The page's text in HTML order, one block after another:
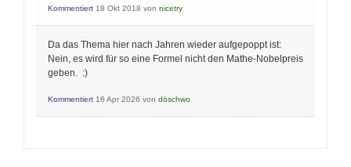
Kommentiert 18 Okt 2018 von nicetry
Da das Thema hier nach Jahren wieder aufgepoppt ist:
Nein, es wird für so eine Formel nicht den Mathe-Nobelpreis
geben. :)
Kommentiert 16 Apr 2026 von döschwo